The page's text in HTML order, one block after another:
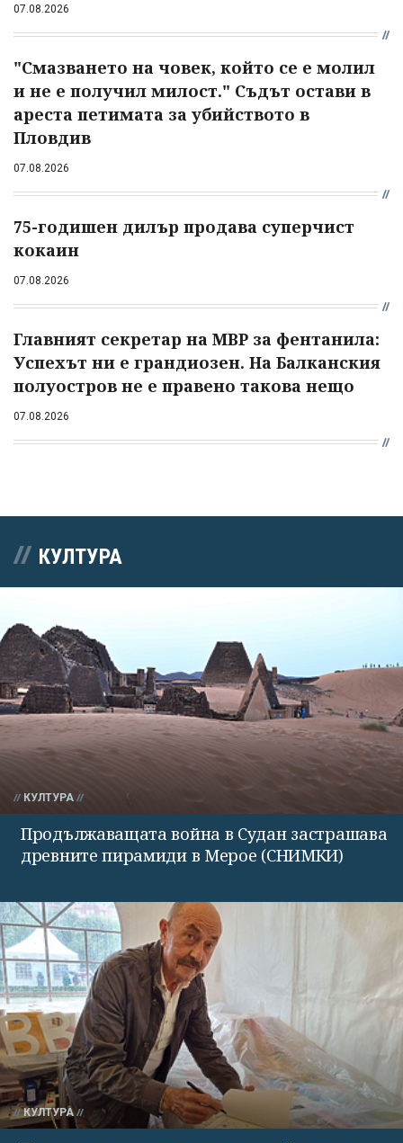
07.08.2026
"Смазването на човек, който се е молил
и не е получил милост." Съдът остави в
ареста петимата за убийството в
Пловдив
07.08.2026
75-годишен дилър продава суперчист
кокаин
07.08.2026
Главният секретар на МВР за фентанила:
Успехът ни е грандиозен. На Балканския
полуостров не е правено такова нещо
07.08.2026
КУЛТУРА
КУЛТУРА
Продължаващата война в Судан застрашава
древните пирамиди в Мерое (СНИМКИ)
КУЛТУРА